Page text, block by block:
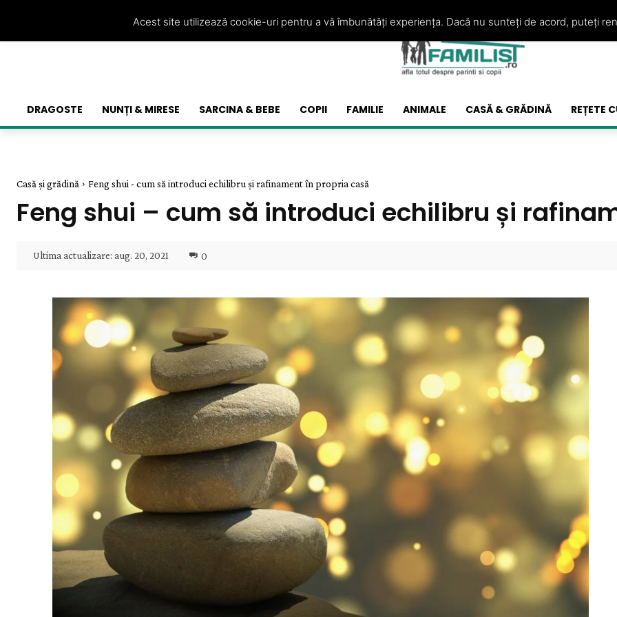
DRAGOSTE NUNȚI & MIRESE SARCINA & BEBE COPII FAMILIE ANIMALE CASĂ & GRĂDINĂ REȚETE
Casă și grădină Feng shui - cum să introduci echilibru și rafinament în propria casă
Feng shui – cum să introduci echilibru și
Ultima actualizare: aug. 20, 2021 0
Acest site utilizează cookie-uri pentru a vă îmbunătăți experiența. Dacă nu sunteți de acord, puteți